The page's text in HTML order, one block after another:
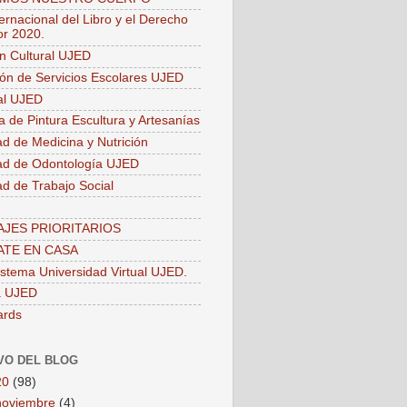
del Libro y el Derecho
2020.
Cultural UJED
de Servicios Escolares UJED
UJED
de Pintura Escultura y Artesanías
de Medicina y Nutrición
de Odontología UJED
de Trabajo Social
PRIORITARIOS
EN CASA
Universidad Virtual UJED.
UJED
DEL BLOG
(98)
(4)